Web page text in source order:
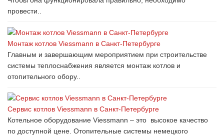
провести..
Монтаж котлов Viessmann в Санкт-Петербурге
Главным и завершающим мероприятием при строительстве
системы теплоснабжения является монтаж котлов и
отопительного обору..
Сервис котлов Viessmann в Санкт-Петербурге
Котельное оборудование Viessmann – это высокое качество
по доступной цене. Отопительные системы немецкого